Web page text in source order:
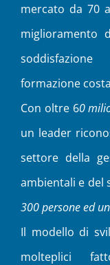
mercato da 70
miglioramento
formazione
Con oltre 60
un leader
settore della
ambientali e del
300 persone ed
Il modello di
molteplici